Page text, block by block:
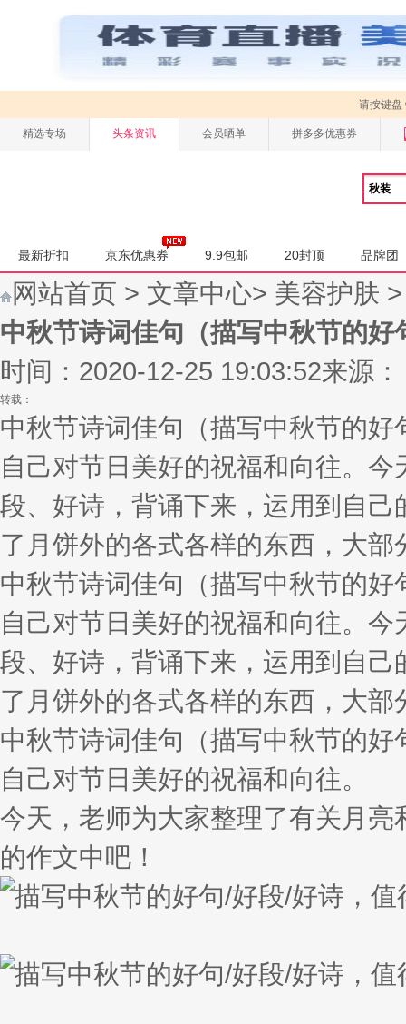
请按键盘
精选专场 头条资讯 会员晒单 拼多多优惠券
最新折扣 京东优惠券 9.9包邮 20封顶 品牌团
网站首页 > 文章中心> 美容护肤
中秋节诗词佳句（描写中秋节的好
时间：2020-12-25 19:03:52来源：
转载：
中秋节诗词佳句（描写中秋节的
自己对节日美好的祝福和向往。
段、好诗，背诵下来，运用到自
了月饼外的各式各样的东西，大
中秋节诗词佳句（描写中秋节的
自己对节日美好的祝福和向往。
段、好诗，背诵下来，运用到自
了月饼外的各式各样的东西，大
中秋节诗词佳句（描写中秋节的
自己对节日美好的祝福和向往。
今天，老师为大家整理了有关月
的作文中吧！